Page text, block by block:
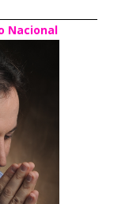
Nacional